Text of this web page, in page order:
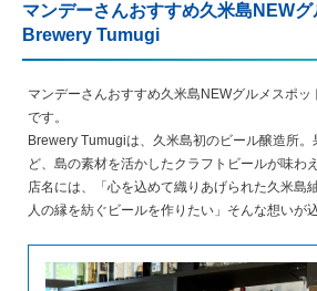
マンデーさんおすすめ久米島NEW
Brewery Tumugi
マンデーさんおすすめ久米島NEWグルメスポ
です。
Brewery Tumugiは、久米島初のビール醸造所
ど、島の素材を活かしたクラフトビールが味わえ
店名には、「心を込めて織りあげられた久米島
人の縁を紡ぐビールを作りたい」そんな想いが